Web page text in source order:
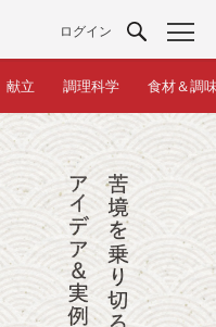
ログイン
献立 調理科学 食材＆調